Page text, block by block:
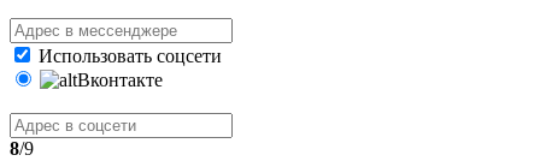
Использовать соцсети
Вконтакте
8/9